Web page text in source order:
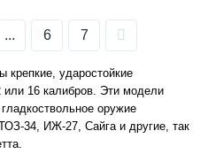
... 6 7
крепкие, ударостойкие
16 калибров. Эти модели
оружие
34, ИЖ-27, Сайга и другие, так